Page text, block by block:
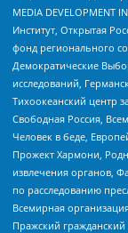
MEDIA DEVELOPMENT
Институт, Открытая
фонд регионального
Демократические
исследований,
Тихоокеанский центр
Свободная Россия,
Человек в беде,
Прожект Хармони,
извлечения органов,
по расследованию
Всемирная
Пражский